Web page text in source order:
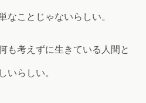
なことじゃないらしい。
も考えずに生きている人間と
いらしい。